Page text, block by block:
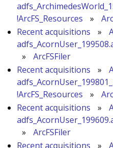
!ArcFS_Resources
»
Recent acquisitions
»
»
ArcFSFiler
Recent acquisitions
»
!ArcFS_Resources
»
Recent acquisitions
»
»
ArcFSFiler
Recent acquisitions
»